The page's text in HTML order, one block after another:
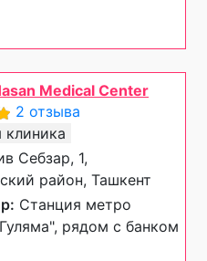
Medical Center
2 отзыва
клиника
Себзар, 1,
район, Ташкент
Станция метро
рядом с банком